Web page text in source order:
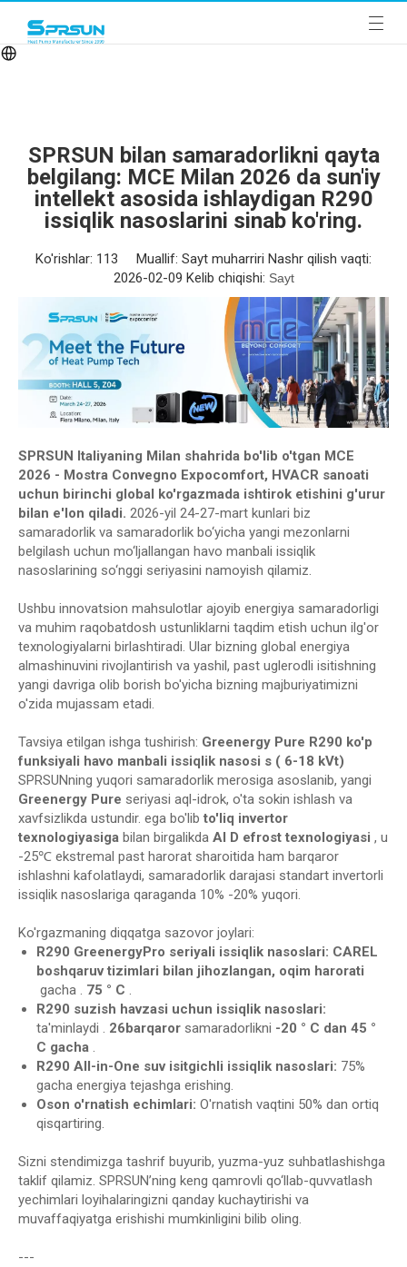
SPRSUN bilan samaradorlikni qayta
belgilang: MCE Milan 2026 da sun'iy
intellekt asosida ishlaydigan R290
issiqlik nasoslarini sinab ko'ring.
Ko'rishlar: 113 Muallif: Sayt muharriri Nashr qilish vaqti:
2026-02-09 Kelib chiqishi: Sayt
SPRSUN Italiyaning Milan shahrida bo'lib o'tgan MCE
2026 - Mostra Convegno Expocomfort, HVACR sanoati
uchun birinchi global ko'rgazmada ishtirok etishini g'urur
bilan e'lon qiladi. 2026-yil 24-27-mart kunlari biz
samaradorlik va samaradorlik bo‘yicha yangi mezonlarni
belgilash uchun mo‘ljallangan havo manbali issiqlik
nasoslarining so‘nggi seriyasini namoyish qilamiz.
Ushbu innovatsion mahsulotlar ajoyib energiya samaradorligi
va muhim raqobatdosh ustunliklarni taqdim etish uchun ilg'or
texnologiyalarni birlashtiradi. Ular bizning global energiya
almashinuvini rivojlantirish va yashil, past uglerodli isitishning
yangi davriga olib borish bo'yicha bizning majburiyatimizni
o'zida mujassam etadi.
Tavsiya etilgan ishga tushirish: Greenergy Pure R290 ko'p
funksiyali havo manbali issiqlik nasosi s ( 6-18 kVt)
SPRSUNning yuqori samaradorlik merosiga asoslanib, yangi
Greenergy Pure seriyasi aql-idrok, o'ta sokin ishlash va
xavfsizlikda ustundir. ega bo'lib to'liq invertor
texnologiyasiga bilan birgalikda AI D efrost texnologiyasi , u
-25℃ ekstremal past harorat sharoitida ham barqaror
ishlashni kafolatlaydi, samaradorlik darajasi standart invertorli
issiqlik nasoslariga qaraganda 10% -20% yuqori.
Ko'rgazmaning diqqatga sazovor joylari:
R290 GreenergyPro seriyali issiqlik nasoslari: CAREL
boshqaruv tizimlari bilan jihozlangan, oqim harorati
gacha . 75 ° C .
R290 suzish havzasi uchun issiqlik nasoslari:
ta'minlaydi . 26barqaror samaradorlikni -20 ° C dan 45 °
C gacha .
R290 All-in-One suv isitgichli issiqlik nasoslari: 75%
gacha energiya tejashga erishing.
Oson o'rnatish echimlari: O'rnatish vaqtini 50% dan ortiq
qisqartiring.
Sizni stendimizga tashrif buyurib, yuzma-yuz suhbatlashishga
taklif qilamiz. SPRSUN’ning keng qamrovli qo‘llab-quvvatlash
yechimlari loyihalaringizni qanday kuchaytirishi va
muvaffaqiyatga erishishi mumkinligini bilib oling.
---